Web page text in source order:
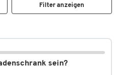
Filter anzeigen
sein?